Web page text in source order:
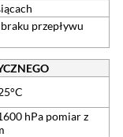
przepływu
hPa pomiar z